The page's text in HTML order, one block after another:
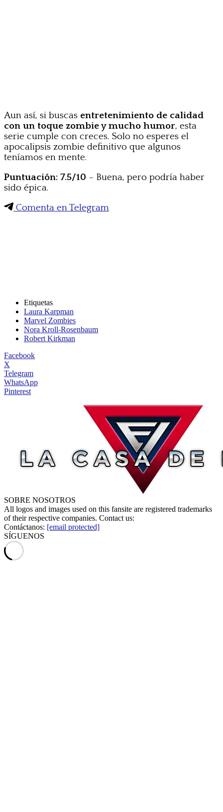
Aun así, si buscas entretenimiento de calidad
con un toque zombie y mucho humor, esta
serie cumple con creces. Solo no esperes el
apocalipsis zombie definitivo que algunos
teníamos en mente.
Puntuación: 7.5/10 – Buena, pero podría haber
sido épica.
Comenta en Telegram
Etiquetas
Laura Karpman
Marvel Zombies
Nora Kroll-Rosenbaum
Robert Kirkman
Facebook
X
Telegram
WhatsApp
Pinterest
SOBRE NOSOTROS
All logos and images used on this fansite are registered trademarks
of their respective companies. Contact us:
Contáctanos: [email protected]
SÍGUENOS